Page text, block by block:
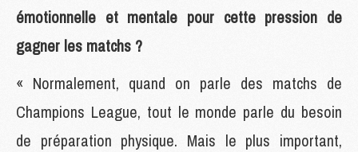
émotionnelle et mentale pour cette pression de
gagner les matchs ?
« Normalement, quand on parle des matchs de
Champions League, tout le monde parle du besoin
de préparation physique. Mais le plus important,